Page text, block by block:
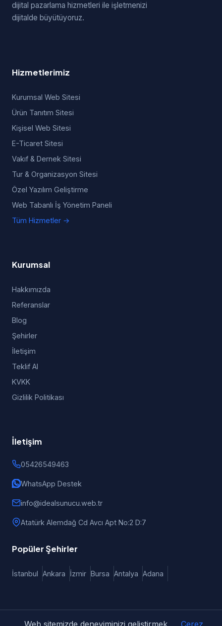
dijital pazarlama hizmetleri ile işletmenizi
dijitalde büyütüyoruz.
Hizmetlerimiz
Kurumsal Web Sitesi
Ürün Tanıtım Sitesi
Kişisel Web Sitesi
E-Ticaret Sitesi
Vakıf & Dernek Sitesi
Tur & Organizasyon Sitesi
Özel Yazılım Geliştirme
Web Tabanlı İş Yönetim Paneli
Tüm Hizmetler →
Kurumsal
Hakkımızda
Referanslar
Blog
Şehirler
İletişim
Teklif Al
KVKK
Gizlilik Politikası
İletişim
05426549463
WhatsApp Destek
info@idealsunucu.web.tr
Atatürk Alemdağ Cd Avcı Apt No:2 D:7
Popüler Şehirler
İstanbul Ankara İzmir Bursa Antalya Adana
Web sitemizde deneyiminizi geliştirmek Çerez